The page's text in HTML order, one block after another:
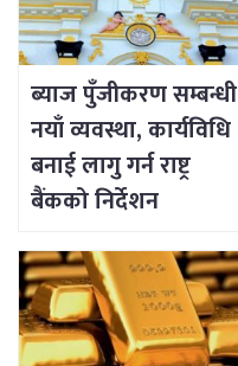
ब्याज पुँजीकरण सम्बन्धी
नयाँ व्यवस्था, कार्यविधि
बनाई लागु गर्न राष्ट्र
बैंकको निर्देशन